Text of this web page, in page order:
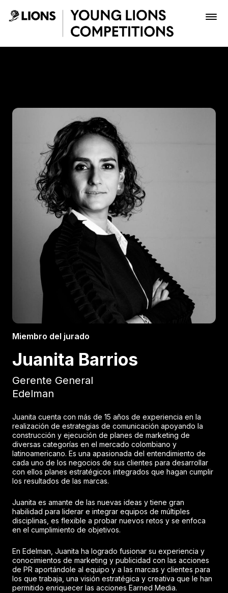
Saltar al contenido principal
Inscribir
Boletería
Miembro del jurado
Juanita Barrios
Gerente General
Edelman
Juanita cuenta con más de 15 años de experiencia en la
realización de estrategias de comunicación apoyando la
construcción y ejecución de planes de marketing de
diversas categorías en el mercado colombiano y
latinoamericano. Es una apasionada del entendimiento de
cada uno de los negocios de sus clientes para desarrollar
con ellos planes estratégicos integrados que hagan cumplir
los resultados de las marcas.
Juanita es amante de las nuevas ideas y tiene gran
habilidad para liderar e integrar equipos de múltiples
disciplinas, es flexible a probar nuevos retos y se enfoca
en el cumplimiento de objetivos.
En Edelman, Juanita ha logrado fusionar su experiencia y
conocimientos de marketing y publicidad con las acciones
de PR aportándole al equipo y a las marcas y clientes para
los que trabaja, una visión estratégica y creativa que le han
permitido enriquecer las acciones Earned Media.